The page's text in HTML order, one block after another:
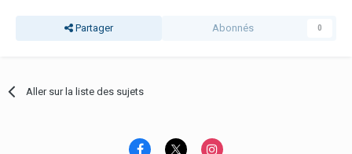
Partager Abonnés 0
Aller sur la liste des sujets